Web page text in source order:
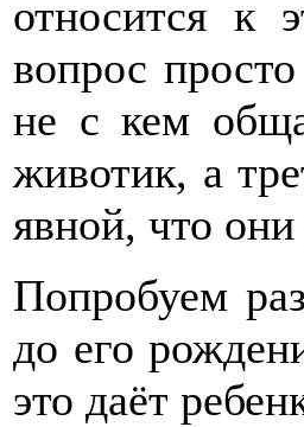
относится к
вопрос
не с кем
животик, а
явной, что
Попробуем
до его
это даёт